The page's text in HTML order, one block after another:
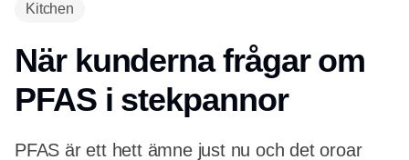
Kitchen
När kunderna frågar om
PFAS i stekpannor
PFAS är ett hett ämne just nu och det oroar